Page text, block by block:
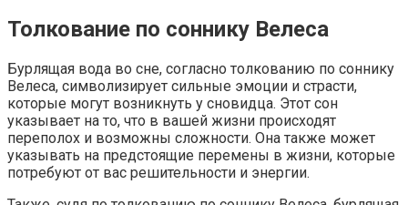
Толкование по соннику Велеса
Бурлящая вода во сне, согласно толкованию по соннику
Велеса, символизирует сильные эмоции и страсти,
которые могут возникнуть у сновидца. Этот сон
указывает на то, что в вашей жизни происходят
переполох и возможны сложности. Она также может
указывать на предстоящие перемены в жизни, которые
потребуют от вас решительности и энергии.